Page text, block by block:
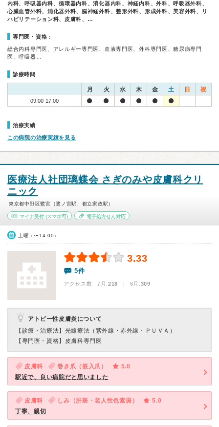
内科、呼吸器内科、循環器内科、消化器内科、神経内科、外科、呼吸器外科、
心臓血管外科、消化器外科、脳神経外科、整形外科、形成外科、美容外科、リ
ハビリテーション科、皮膚科、…
専門医・資格：
総合内科専門医、アレルギー専門医、血液専門医、外科専門医、糖尿病専門
医、呼吸器…
診療時間
月 火 水 木 金 土 日 祝
09:00-17:00
治療実績
この病院の治療実績を見る
医療法人社団璃蝶会 さぎのみや皮膚科クリ
ニック
東京都中野区鷺宮（鷺ノ宮駅、都立家政駅）
マイナ受付 (スマホ可) 電子処方せん対応
土曜（〜14:00）
3.33
5件
アクセス数 7月:218 | 6月:309
アトピー性皮膚炎について
【診療・治療法】 光線療法（紫外線・赤外線・ＰＵＶＡ）
【専門医・資格】 皮膚科専門医
皮膚科 巻き爪（嵌入爪）
5.0
駅近で、良い病院だと思いました
皮膚科 しみ（肝斑・老人性色素斑）
5.0
丁寧、親切